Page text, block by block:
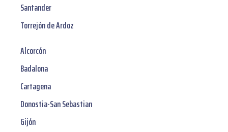
Santander
Torrejón de Ardoz
Alcorcón
Badalona
Cartagena
Donostia-San Sebastian
Gijón